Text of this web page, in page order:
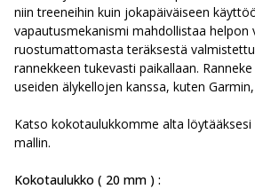
niin treeneihin kuin jokapäiväiseen
vapautusmekanismi mahdollistaa helpon
ruostumattomasta teräksestä
rannekkeen tukevasti paikallaan.
useiden älykellojen kanssa, kuten
Katso kokotaulukkomme alta löytääksesi
mallin.
Kokotaulukko ( 20 mm ) :